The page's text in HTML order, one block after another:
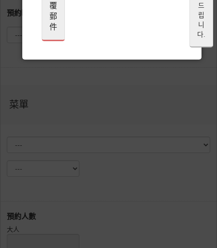
覆
郵
件
드
립
니
다.
預約時間 (JST)
菜單
預約人數
大人